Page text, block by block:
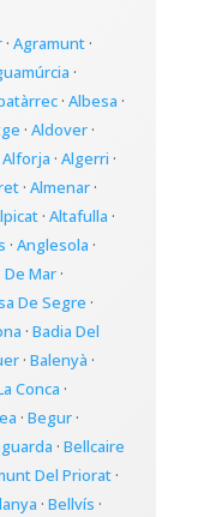
· Agramunt·
·
· Albesa ·
· Aldover·
Alforja · Algerri ·
· Almenar·
· Altafulla ·
· Anglesola ·
Mar·
De Segre ·
· Badia Del
· Balenyà ·
Conca ·
· Begur·
· Bellcaire
Del Priorat·
· Bellvís ·